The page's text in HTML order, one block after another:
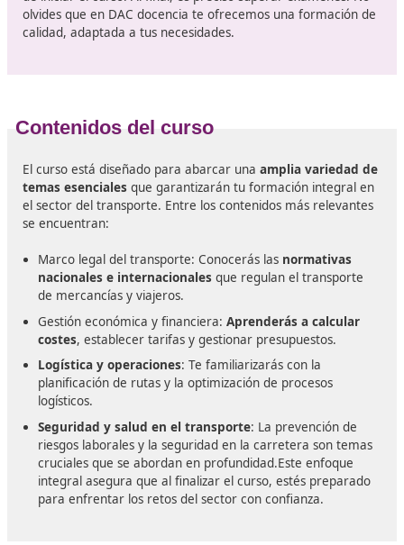
mercancías y viajeros. Este título no solo es un
carrera, sino que también te permite cumplir con las
transporte de manera eficiente y segura.
Requisitos para acceder al curso
Para inscribirte en el curso para el título de
profesional de transporte en España,
cumplas con ciertos requisitos
. Generalmente, se
contar con un nivel educativo equivalente a la
Secundaria Obligatoria (ESO). Además, es
tener una buena comprensión de las leyes
el transporte, así como habilidades básicas en gestión
administrativa. Algunos centros formativos pueden
formaciones previas que te ayuden a prepararte
de iniciar el curso. Al final, es preciso superar
olvides que en DAC docencia te ofrecemos una
calidad, adaptada a tus necesidades.